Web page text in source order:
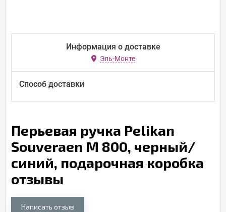
Информация о доставке
Эль-Монте
Способ доставки
Перьевая ручка Pelikan
Souveraen M 800, черный/
синий, подарочная коробка
отзывы
Написать отзыв